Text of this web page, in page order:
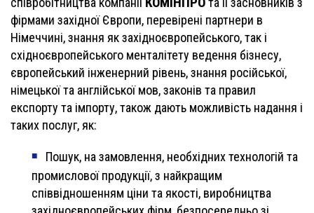
фірмами західної Європи, перевірені партнери в
Німеччині, знання як західноєвропейського, так і
східноєвропейського менталітету ведення бізнесу,
європейський інженерний рівень, знання російської,
німецької та англійської мов, законів та правил
експорту та імпорту, також дають можливість надання і
таких послуг, як:
Пошук, на замовлення, необхідних технологій та
промислової продукції, з найкращим
співвідношенням ціни та якості, виробництва